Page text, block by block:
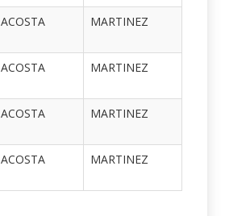
ACOSTA MARTINEZ
ACOSTA MARTINEZ
ACOSTA MARTINEZ
ACOSTA MARTINEZ